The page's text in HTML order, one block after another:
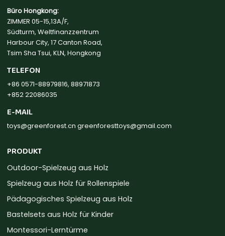
Büro Hongkong:
ZIMMER 05-15,13A/F,
Südturm, Weltfinanzzentrum
Harbour City, 17 Canton Road,
Tsim Sha Tsui, KLN, Hongkong
TELEFON
+86 0571-88979816, 88971873
+852 22086035
E-MAIL
toys@greenforest.cn greenforesttoys@gmail.com
PRODUKT
Outdoor-Spielzeug aus Holz
Spielzeug aus Holz für Rollenspiele
Pädagogisches Spielzeug aus Holz
Bastelsets aus Holz für Kinder
Montessori-Lerntürme